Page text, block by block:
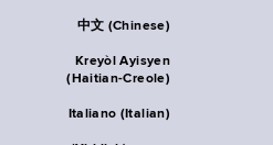
中文 (Chinese)
Kreyòl Ayisyen
(Haitian-Creole)
Italiano (Italian)